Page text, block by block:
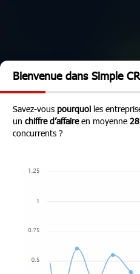
Bienvenue dans Simple
Savez-vous pourquoi les
un chiffre d’affaireen moyenne
concurrents ?